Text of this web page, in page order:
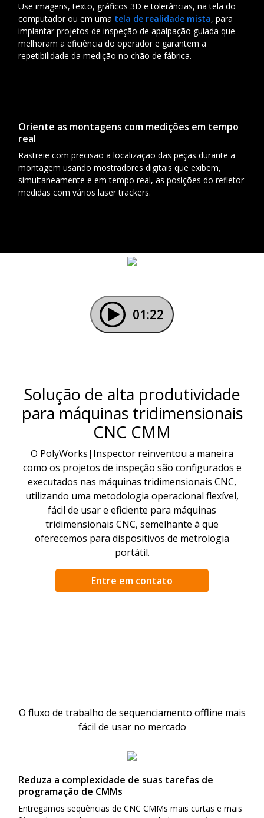
Use imagens, texto, gráficos 3D e tolerâncias, na tela do
computador ou em uma tela de realidade mista, para
implantar projetos de inspeção de apalpação guiada que
melhoram a eficiência do operador e garantem a
repetibilidade da medição no chão de fábrica.
Oriente as montagens com medições em tempo
real
Rastreie com precisão a localização das peças durante a
montagem usando mostradores digitais que exibem,
simultaneamente e em tempo real, as posições do refletor
medidas com vários laser trackers.
01:22
Solução de alta produtividade
para máquinas tridimensionais
CNC CMM
O PolyWorks|Inspector reinventou a maneira
como os projetos de inspeção são configurados e
executados nas máquinas tridimensionais CNC,
utilizando uma metodologia operacional flexível,
fácil de usar e eficiente para máquinas
tridimensionais CNC, semelhante à que
oferecemos para dispositivos de metrologia
portátil.
Entre em contato
O fluxo de trabalho de sequenciamento offline mais
fácil de usar no mercado
Reduza a complexidade de suas tarefas de
programação de CMMs
Entregamos sequências de CNC CMMs mais curtas e mais